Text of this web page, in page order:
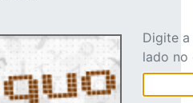
Digite
lado no